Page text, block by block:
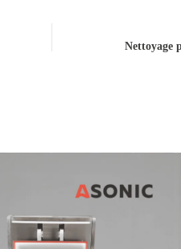
Nettoyage